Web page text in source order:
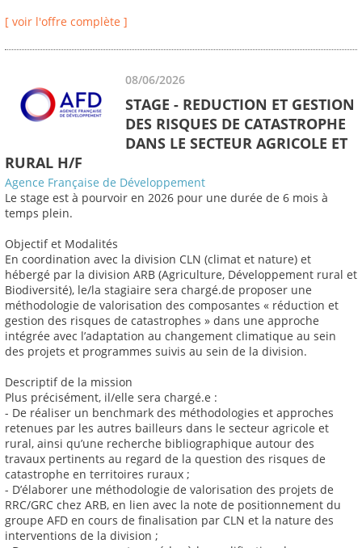
[ voir l'offre complète ]
08/06/2026
STAGE - REDUCTION ET GESTION
DES RISQUES DE CATASTROPHE
DANS LE SECTEUR AGRICOLE ET
RURAL H/F
Agence Française de Développement
Le stage est à pourvoir en 2026 pour une durée de 6 mois à
temps plein.
Objectif et Modalités
En coordination avec la division CLN (climat et nature) et
hébergé par la division ARB (Agriculture, Développement rural et
Biodiversité), le/la stagiaire sera chargé.de proposer une
méthodologie de valorisation des composantes « réduction et
gestion des risques de catastrophes » dans une approche
intégrée avec l’adaptation au changement climatique au sein
des projets et programmes suivis au sein de la division.
Descriptif de la mission
Plus précisément, il/elle sera chargé.e :
- De réaliser un benchmark des méthodologies et approches
retenues par les autres bailleurs dans le secteur agricole et
rural, ainsi qu’une recherche bibliographique autour des
travaux pertinents au regard de la question des risques de
catastrophe en territoires ruraux ;
- D’élaborer une méthodologie de valorisation des projets de
RRC/GRC chez ARB, en lien avec la note de positionnement du
groupe AFD en cours de finalisation par CLN et la nature des
interventions de la division ;